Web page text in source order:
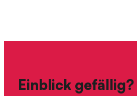
Einblick gefällig?